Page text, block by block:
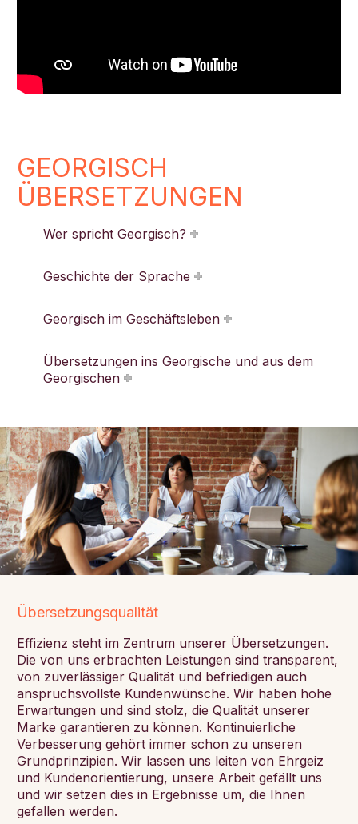
GEORGISCH
ÜBERSETZUNGEN
Wer spricht Georgisch?
Geschichte der Sprache
Georgisch im Geschäftsleben
Übersetzungen ins Georgische und aus dem
Georgischen
Übersetzungsqualität
Effizienz steht im Zentrum unserer Übersetzungen.
Die von uns erbrachten Leistungen sind transparent,
von zuverlässiger Qualität und befriedigen auch
anspruchsvollste Kundenwünsche. Wir haben hohe
Erwartungen und sind stolz, die Qualität unserer
Marke garantieren zu können. Kontinuierliche
Verbesserung gehört immer schon zu unseren
Grundprinzipien. Wir lassen uns leiten von Ehrgeiz
und Kundenorientierung, unsere Arbeit gefällt uns
und wir setzen dies in Ergebnisse um, die Ihnen
gefallen werden.